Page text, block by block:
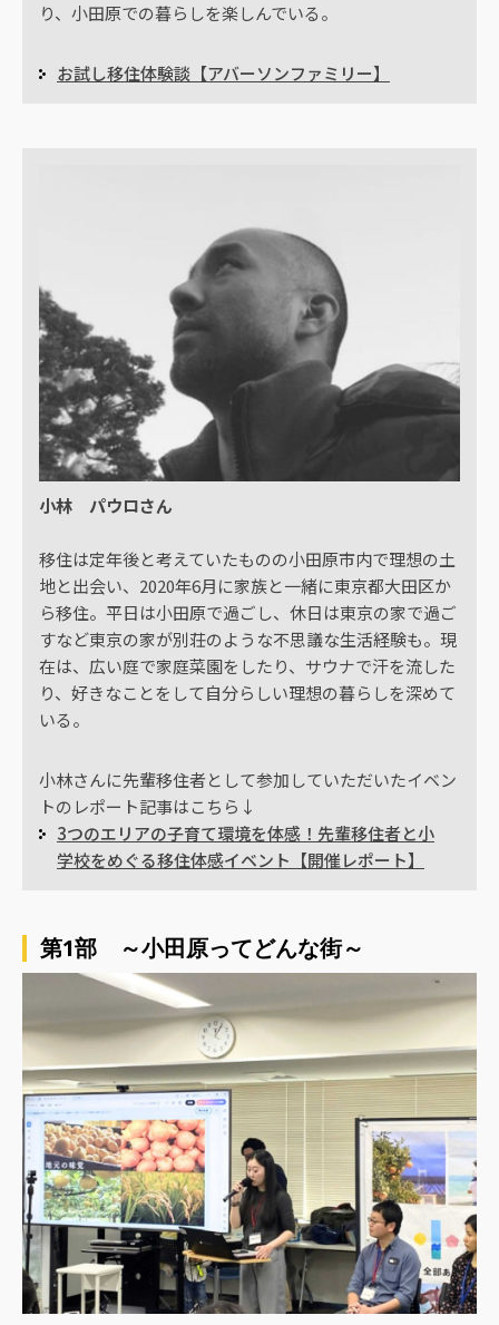
り、小田原での暮らしを楽しんでいる。
お試し移住体験談【アバーソンファミリー】
小林 パウロさん
移住は定年後と考えていたものの小田原市内で理想の土
地と出会い、2020年6月に家族と一緒に東京都大田区か
ら移住。平日は小田原で過ごし、休日は東京の家で過ご
すなど東京の家が別荘のような不思議な生活経験も。現
在は、広い庭で家庭菜園をしたり、サウナで汗を流した
り、好きなことをして自分らしい理想の暮らしを深めて
いる。
小林さんに先輩移住者として参加していただいたイベン
トのレポート記事はこちら↓
3つのエリアの子育て環境を体感！先輩移住者と小
学校をめぐる移住体感イベント【開催レポート】
第1部 ～小田原ってどんな街～